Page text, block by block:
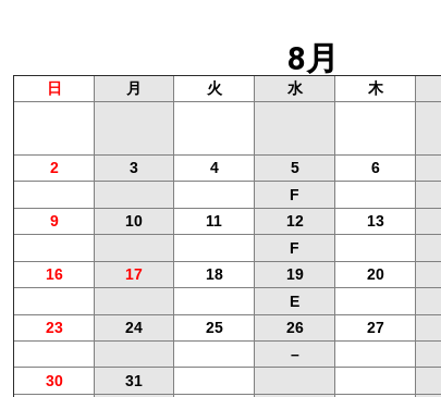
8月
日 月 火 水 木
2 3 4 5 6
F
9
10 11 12 13
F
16
17 18 19 20
E
23
24 25 26 27
–
30
31